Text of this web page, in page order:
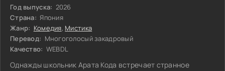
Год выпуска: 2026
Страна: Япония
Жанр: Комедия, Мистика
Перевод: Многоголосый закадровый
Качество: WEBDL
Однажды школьник Арата Кода встречает странное